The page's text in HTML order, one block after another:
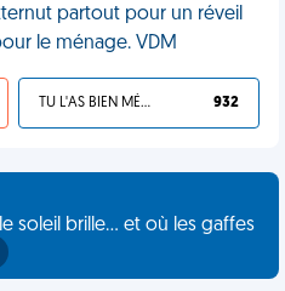
partout pour un réveil
le ménage. VDM
TU L'AS BIEN MÉRITÉ 932
soleil brille... et où les gaffes